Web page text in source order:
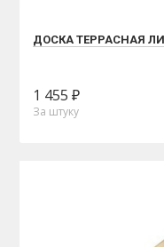
ДОСКА ТЕРРАСНАЯ
1 455 ₽
За штуку